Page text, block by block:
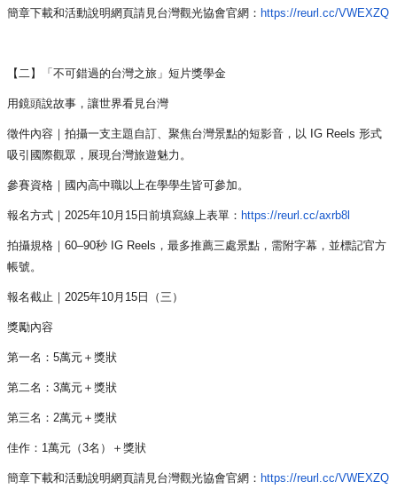
簡章下載和活動說明網頁請見台灣觀光協會官網： https://reurl.cc/VWEXZQ
【二】「不可錯過的台灣之旅」短片獎學金
用鏡頭說故事，讓世界看見台灣
徵件內容｜拍攝一支主題自訂、聚焦台灣景點的短影音，以 IG Reels 形式
吸引國際觀眾，展現台灣旅遊魅力。
參賽資格｜國內高中職以上在學學生皆可參加。
報名方式｜2025年10月15日前填寫線上表單： https://reurl.cc/axrb8l
拍攝規格｜60–90秒 IG Reels，最多推薦三處景點，需附字幕，並標記官方
帳號。
報名截止｜2025年10月15日（三）
獎勵內容
第一名：5萬元＋獎狀
第二名：3萬元＋獎狀
第三名：2萬元＋獎狀
佳作：1萬元（3名）＋獎狀
簡章下載和活動說明網頁請見台灣觀光協會官網： https://reurl.cc/VWEXZQ